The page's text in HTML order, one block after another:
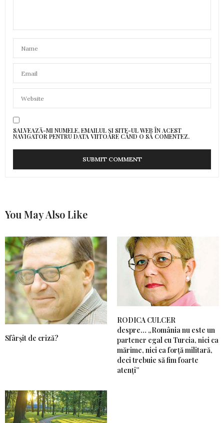
SALVEAZĂ-MI NUMELE, EMAILUL ȘI SITE-UL WEB ÎN ACEST
NAVIGATOR PENTRU DATA VIITOARE CÂND O SĂ COMENTEZ.
You May Also Like
Sfârșit de criză?
RODICA CULCER
despre… „România nu este un
partener egal cu Turcia, nici ca
mărime, nici ca forță militară,
deci trebuie să fim foarte
atenți”